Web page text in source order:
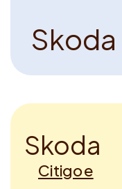
Skoda
Skoda
Citigo e